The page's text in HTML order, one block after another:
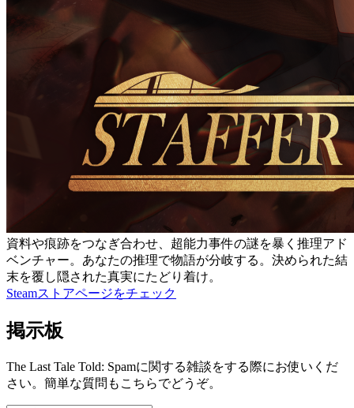
資料や痕跡をつなぎ合わせ、超能力事件の謎を暴く推理アド
ベンチャー。あなたの推理で物語が分岐する。決められた結
末を覆し隠された真実にたどり着け。
Steamストアページをチェック
掲示板
The Last Tale Told: Spamに関する雑談をする際にお使いくだ
さい。簡単な質問もこちらでどうぞ。